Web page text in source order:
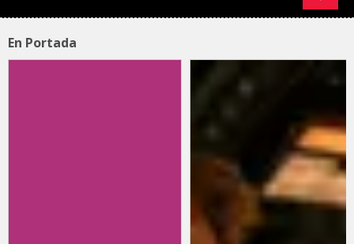
En Portada